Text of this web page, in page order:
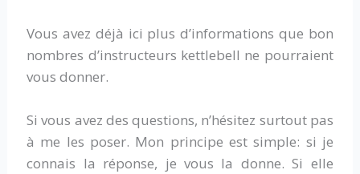
Vous avez déjà ici plus d’informations que bon
nombres d’instructeurs kettlebell ne pourraient
vous donner.
Si vous avez des questions, n’hésitez surtout pas
à me les poser. Mon principe est simple: si je
connais la réponse, je vous la donne. Si elle